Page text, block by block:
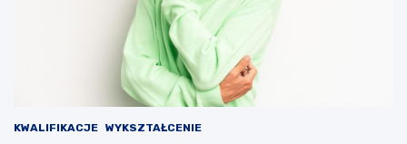
KWALIFIKACJE WYKSZTAŁCENIE